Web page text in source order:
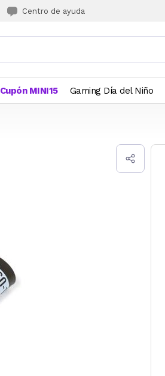
Centro de ayuda
Cupón MINI15 Gaming Día del Niño